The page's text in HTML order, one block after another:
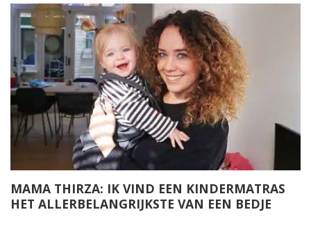
MAMA THIRZA: IK VIND EEN KINDERMATRAS
HET ALLERBELANGRIJKSTE VAN EEN BEDJE